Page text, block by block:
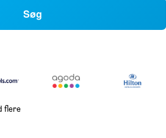
Søg
flere